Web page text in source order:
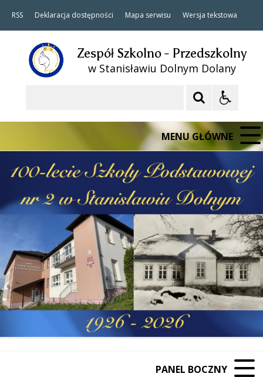
RSS Deklaracja dostępności Mapa serwisu Wersja tekstowa
Zespół Szkolno - Przedszkolny
w Stanisławiu Dolnym Dolany
MENU GŁÓWNE
PANEL BOCZNY